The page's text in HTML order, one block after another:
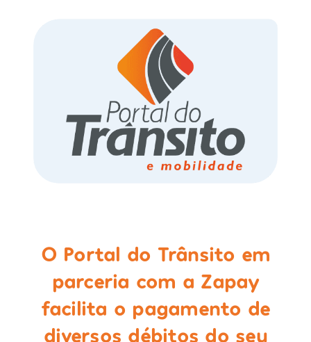
O Portal do Trânsito em
parceria com a Zapay
facilita o pagamento de
diversos débitos do seu